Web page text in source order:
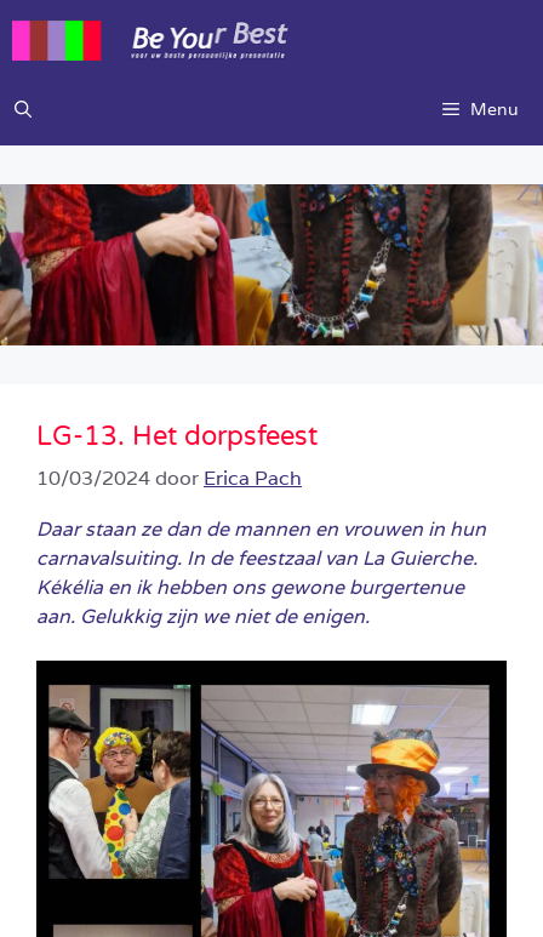
inhoud
Menu
LG-13. Het dorpsfeest
10/03/2024door Erica Pach
Daar staan ze dan de mannen en vrouwen in hun
carnavalsuiting. In de feestzaal van La Guierche.
Kékélia en ik hebben ons gewone burgertenue
aan. Gelukkig zijn we niet de enigen.